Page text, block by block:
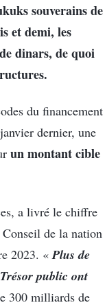
souverains de
et demi, les
dinars, de quoi
du financement
dernier, une
un montant cible
a livré le chiffre
de la nation
2023. « Plus de
public ont
300 milliards de